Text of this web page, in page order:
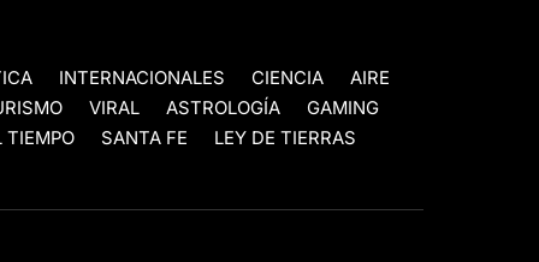
INTERNACIONALES CIENCIA
AIRE
VIRAL ASTROLOGÍA
GAMING
TIEMPO SANTA FE
LEY DE TIERRAS